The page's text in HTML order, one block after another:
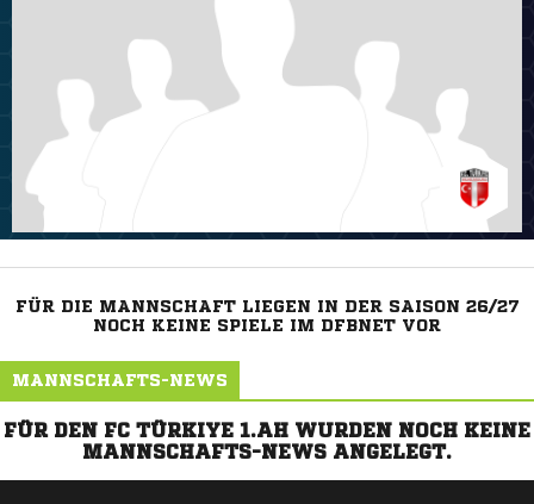
FÜR DIE MANNSCHAFT LIEGEN IN DER SAISON 26/27
NOCH KEINE SPIELE IM DFBNET VOR
MANNSCHAFTS-NEWS
FÜR DEN FC TÜRKIYE 1.AH WURDEN NOCH KEINE
MANNSCHAFTS-NEWS ANGELEGT.